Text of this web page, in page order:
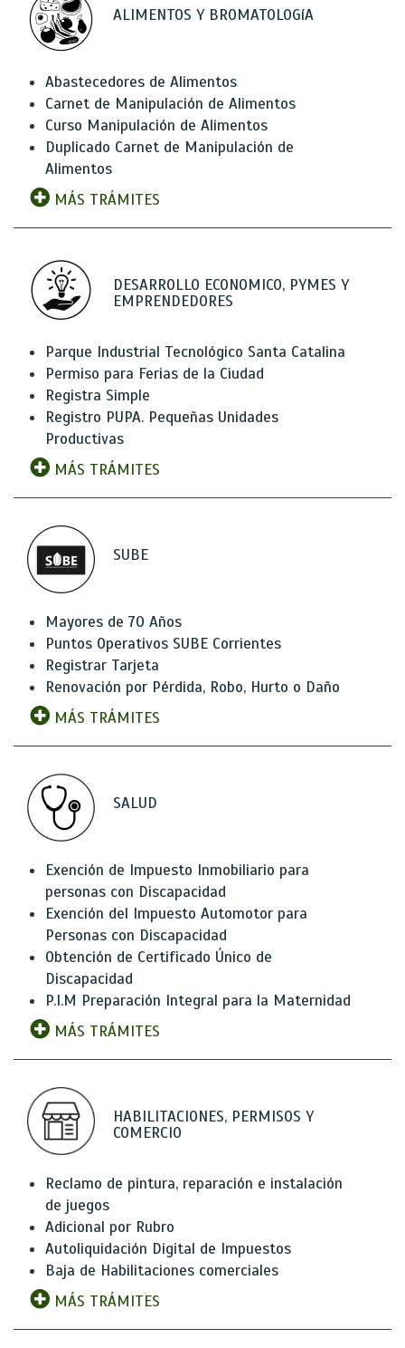
ALIMENTOS Y BROMATOLOGíA
Abastecedores de Alimentos
Carnet de Manipulación de Alimentos
Curso Manipulación de Alimentos
Duplicado Carnet de Manipulación de
Alimentos
MÁS TRÁMITES
DESARROLLO ECONOMICO, PYMES Y
EMPRENDEDORES
Parque Industrial Tecnológico Santa Catalina
Permiso para Ferias de la Ciudad
Registra Simple
Registro PUPA. Pequeñas Unidades
Productivas
MÁS TRÁMITES
SUBE
Mayores de 70 Años
Puntos Operativos SUBE Corrientes
Registrar Tarjeta
Renovación por Pérdida, Robo, Hurto o Daño
MÁS TRÁMITES
SALUD
Exención de Impuesto Inmobiliario para
personas con Discapacidad
Exención del Impuesto Automotor para
Personas con Discapacidad
Obtención de Certificado Único de
Discapacidad
P.I.M Preparación Integral para la Maternidad
MÁS TRÁMITES
HABILITACIONES, PERMISOS Y
COMERCIO
Reclamo de pintura, reparación e instalación
de juegos
Adicional por Rubro
Autoliquidación Digital de Impuestos
Baja de Habilitaciones comerciales
MÁS TRÁMITES